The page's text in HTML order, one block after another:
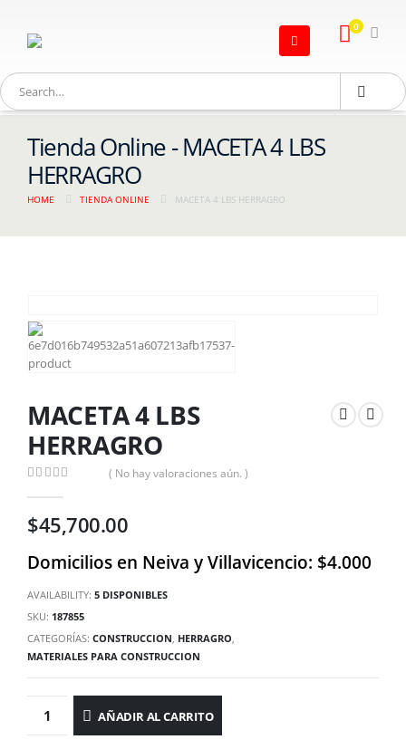
0
Tienda Online - MACETA 4 LBS
HERRAGRO
HOME TIENDA ONLINE MACETA 4 LBS HERRAGRO
MACETA 4 LBS
HERRAGRO
( No hay valoraciones aún. )
$45,700.00
Domicilios en Neiva y Villavicencio: $4.000
AVAILABILITY: 5 DISPONIBLES
SKU: 187855
CATEGORÍAS: CONSTRUCCION HERRAGRO
MATERIALES PARA CONSTRUCCION
AÑADIR AL CARRITO